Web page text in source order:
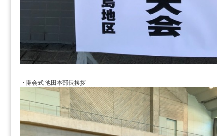
・開会式 池田本部長挨拶